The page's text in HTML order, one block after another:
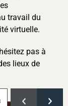
travail du
virtuelle.
pas à
lieux de